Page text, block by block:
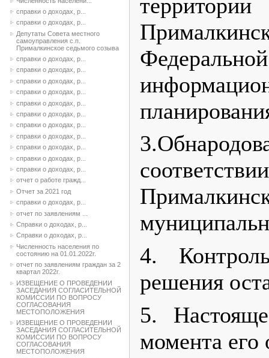
справки о доходах, р...
справки о доходах, р...
Депутаты Совета местного
самоуправления с.п.
Прималкинское седьмого созыва
справки о доходах, р...
справки о доходах, р...
справки о доходах, р...
справки о доходах, р...
справки о доходах, р...
справки о доходах, р...
справки о доходах, р...
справки о доходах, р...
справки о доходах, р...
справки о доходах, р...
справки о доходах, р...
отчет о работе гражд...
Отчет за 2021 год
справки о доходах, р...
отчет по заявлениям ...
Справки о доходах, р...
Справки о доходах, р...
Численность населения по
состоянию на 01.01.2022г.
отчет по заявлениям граждан за 2
квартал 2022г.
ИЗВЕЩЕНИЕ О ПРОВЕДЕНИИ
ЗАСЕДАНИЯ СОГЛАСИТЕЛЬНОЙ
КОМИССИИ ПО ВОПРОСУ
СОГЛАСОВАНИЯ
МЕСТОПОЛОЖЕНИЯ
ИЗВЕЩЕНИЕ О ПРОВЕДЕНИИ
ЗАСЕДАНИЯ СОГЛАСИТЕЛЬНОЙ
КОМИССИИ ПО ВОПРОСУ
СОГЛАСОВАНИЯ
МЕСТОПОЛОЖЕНИЯ
4.
решения
5.
момента его